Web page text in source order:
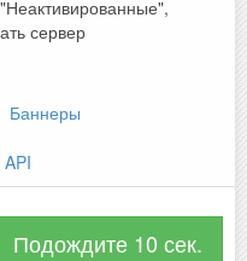
сервер
Баннеры
API
Подождите 10 сек.